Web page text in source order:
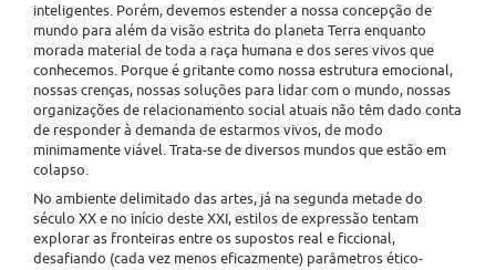
inteligentes. Porém, devemos estender a nossa concepção de
mundo para além da visão estrita do planeta Terra enquanto
morada material de toda a raça humana e dos seres vivos que
conhecemos. Porque é gritante como nossa estrutura emocional,
nossas crenças, nossas soluções para lidar com o mundo, nossas
organizações de relacionamento social atuais não têm dado conta
de responder à demanda de estarmos vivos, de modo
minimamente viável. Trata-se de diversos mundos que estão em
colapso.
No ambiente delimitado das artes, já na segunda metade do
século XX e no início deste XXI, estilos de expressão tentam
explorar as fronteiras entre os supostos real e ficcional,
desafiando (cada vez menos eficazmente) parâmetros ético-